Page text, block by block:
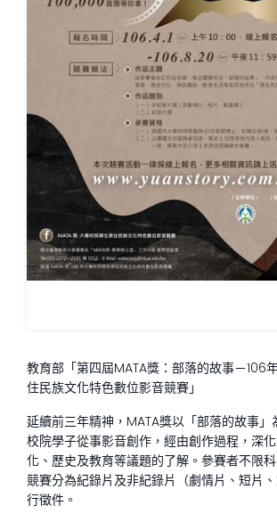
教育部「第四屆MATA獎：部落的故事－106
住民族文化特色數位影音競賽」
延續前三年精神， MATA獎以「部落的故事」
校院學子從事影音創作，經由創作過程，深
化、歷史及教育等議題的了解。參賽者不限
競賽分為紀錄片及非紀錄片（劇情片、短片
行徵件。